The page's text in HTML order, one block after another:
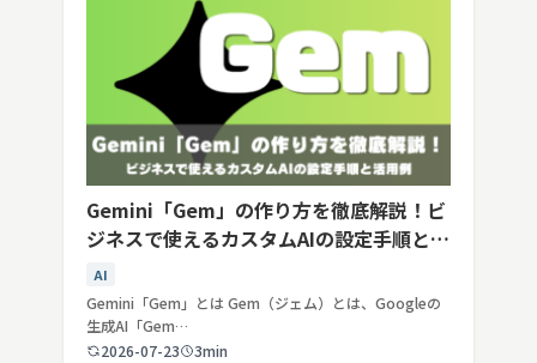
Gemini「Gem」の作り方を徹底解説！ビ
ジネスで使えるカスタムAIの設定手順と活
用例
AI
Gemini「Gem」とは Gem（ジェム）とは、Googleの
生成AI「Gem…
2026-07-23
3min